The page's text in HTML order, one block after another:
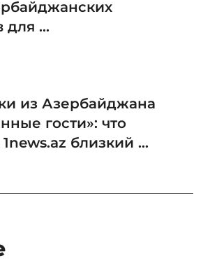
для ...
из Азербайджана
гости»: что
близкий ...